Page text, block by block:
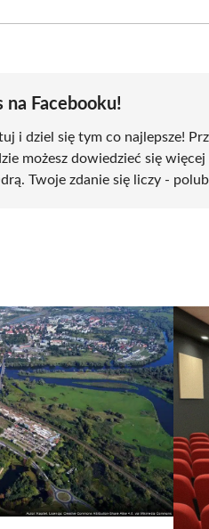
na Facebooku!
i dziel się tym co najlepsze!
możesz dowiedzieć się
Twoje zdanie się liczy -